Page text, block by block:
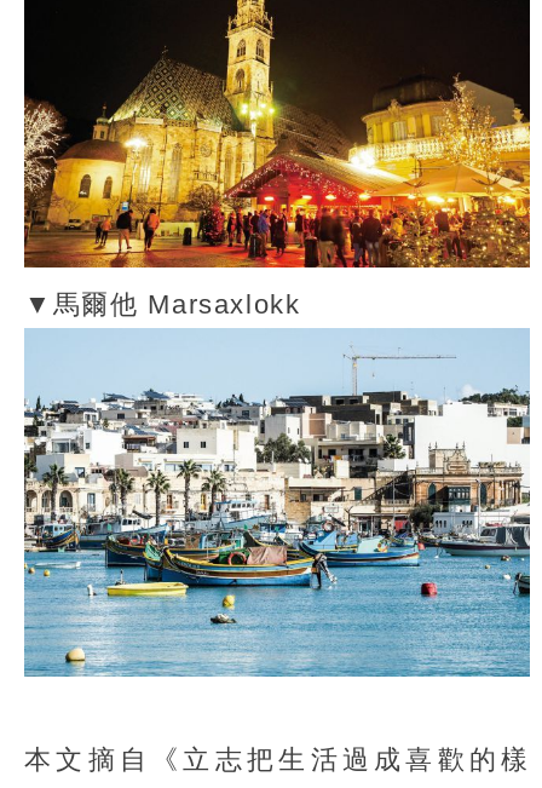
▼馬爾他 Marsaxlokk
本文摘自《立志把生活過成喜歡的樣